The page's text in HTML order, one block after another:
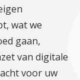
wat we
gaan,
van digitale
voor uw